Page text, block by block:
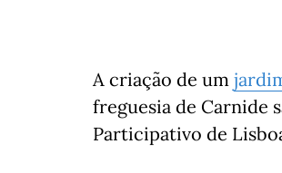
A criação de um
freguesia de Carnide
Participativo de